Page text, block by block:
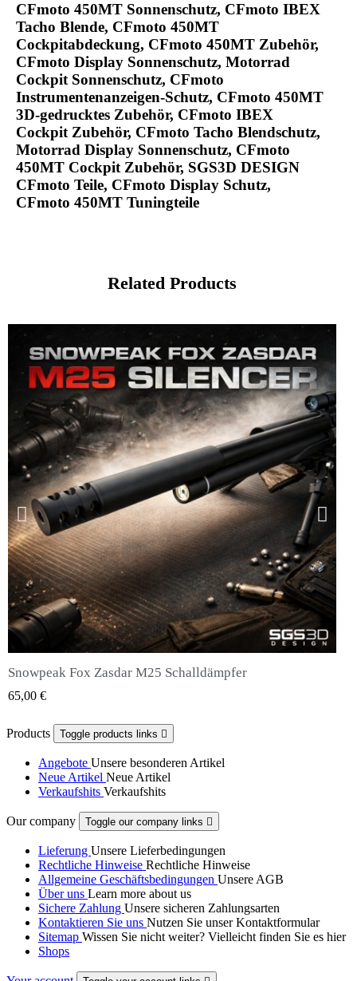
CFmoto 450MT Sonnenschutz, CFmoto IBEX
Tacho Blende, CFmoto 450MT
Cockpitabdeckung, CFmoto 450MT Zubehör,
CFmoto Display Sonnenschutz, Motorrad
Cockpit Sonnenschutz, CFmoto
Instrumentenanzeigen-Schutz, CFmoto 450MT
3D-gedrucktes Zubehör, CFmoto IBEX
Cockpit Zubehör, CFmoto Tacho Blendschutz,
Motorrad Display Sonnenschutz, CFmoto
450MT Cockpit Zubehör, SGS3D DESIGN
CFmoto Teile, CFmoto Display Schutz,
CFmoto 450MT Tuningteile
Related Products
QUICK VIEW
Snowpeak Fox Zasdar M25 Schalldämpfer
65,00 €
Products Toggle products links 
Angebote Unsere besonderen Artikel
Neue Artikel Neue Artikel
Verkaufshits Verkaufshits
Our company Toggle our company links 
Lieferung Unsere Lieferbedingungen
Rechtliche Hinweise Rechtliche Hinweise
Allgemeine Geschäftsbedingungen Unsere AGB
Über uns Learn more about us
Sichere Zahlung Unsere sicheren Zahlungsarten
Kontaktieren Sie uns Nutzen Sie unser Kontaktformular
Sitemap Wissen Sie nicht weiter? Vielleicht finden Sie es hier
Shops